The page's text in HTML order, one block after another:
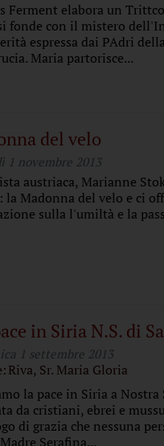
Ferment elabora un
fonde con il mistero
espressa dai PAdri
Maria partorisce...
del velo
1 novembre 2013
austriaca, Marianne
la Madonna del velo e ci
sulla l'umiltà e la
in Siria N.S. di
1 settembre 2013
Riva, Sr. Maria Gloria
la pace in Siria a
da cristiani, ebrei e
di grazia che nessuna
Serafina...